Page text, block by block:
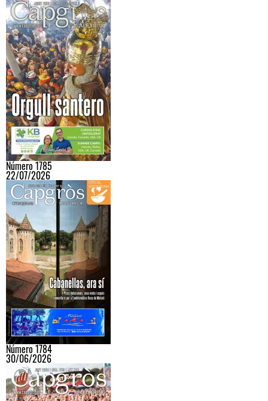
Número 1785
22/07/2026
Número 1784
30/06/2026